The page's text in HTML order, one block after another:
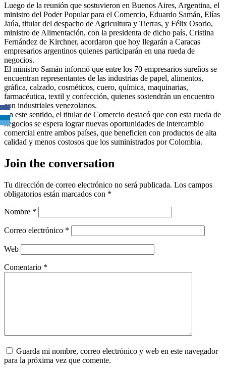
Luego de la reunión que sostuvieron en Buenos Aires, Argentina, el
ministro del Poder Popular para el Comercio, Eduardo Samán, Elías
Jaúa, titular del despacho de Agricultura y Tierras, y Félix Osorio,
ministro de Alimentación, con la presidenta de dicho país, Cristina
Fernández de Kirchner, acordaron que hoy llegarán a Caracas
empresarios argentinos quienes participarán en una rueda de
negocios.
El ministro Samán informó que entre los 70 empresarios sureños se
encuentran representantes de las industrias de papel, alimentos,
gráfica, calzado, cosméticos, cuero, química, maquinarias,
farmacéutica, textil y confección, quienes sostendrán un encuentro
con industriales venezolanos.
En este sentido, el titular de Comercio destacó que con esta rueda de
negocios se espera lograr nuevas oportunidades de intercambio
comercial entre ambos países, que beneficien con productos de alta
calidad y menos costosos que los suministrados por Colombia.
Join the conversation
Tu dirección de correo electrónico no será publicada. Los campos
obligatorios están marcados con *
Nombre *
Correo electrónico *
Web
Comentario *
Guarda mi nombre, correo electrónico y web en este navegador
para la próxima vez que comente.